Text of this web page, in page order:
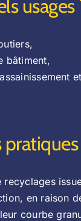
usages
bâtiment,
pratiques
recyclages
en raison
courbe